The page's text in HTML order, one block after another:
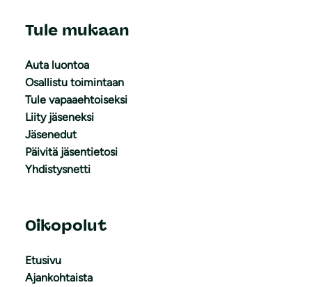
Tule mukaan
Auta luontoa
Osallistu toimintaan
Tule vapaaehtoiseksi
Liity jäseneksi
Jäsenedut
Päivitä jäsentietosi
Yhdistysnetti
Oikopolut
Etusivu
Ajankohtaista